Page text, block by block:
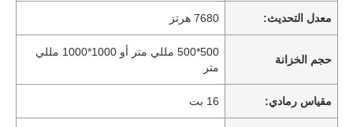
معدل التحديث: 7680 هرتز
حجم الخزانة
500*500 مللي متر أو 1000*1000 مللي
متر
مقياس رمادي: 16 بت